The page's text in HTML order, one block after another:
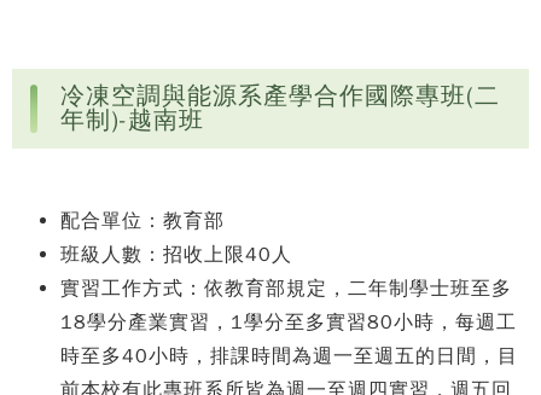
冷凍空調與能源系產學合作國際專班(二
年制)-越南班
配合單位：教育部
班級人數：招收上限40人
實習工作方式：依教育部規定，二年制學士班至多
18學分產業實習，1學分至多實習80小時，每週工
時至多40小時，排課時間為週一至週五的日間，目